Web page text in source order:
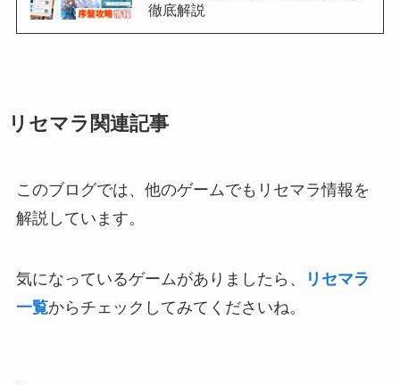
徹底解説
リセマラ関連記事
このブログでは、他のゲームでもリセマラ情報を
解説しています。
気になっているゲームがありましたら、
リセマラ
一覧からチェックしてみてくださいね。